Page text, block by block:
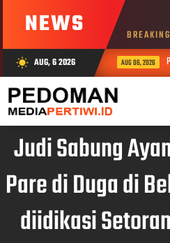
NEWS BREAKING
wb_sunny AUG, 6 2026 AUG 06, 2026
Judi Sabung
Pare di Duga di
diidikasi